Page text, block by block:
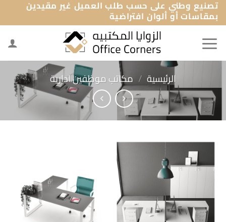
تخطي
للمحتوى
تصنيع وطني على حسب طلب العميل غير مقيدين
بمقاسات أو ألوان افتراضية
الرئيسية / مكاتب موظفين ادارية